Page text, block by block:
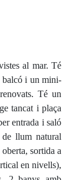
al mar. Té
balcó i un mini-
Té un
tancat i plaça
entrada i saló
llum natural
sortida a
en nivells),